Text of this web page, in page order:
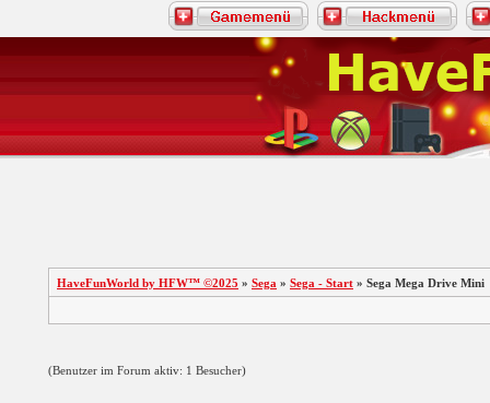
HaveFunWorld by HFW™ ©2025 » Sega » Sega - Start » Sega Mega Drive Mini
(Benutzer im Forum aktiv: 1 Besucher)